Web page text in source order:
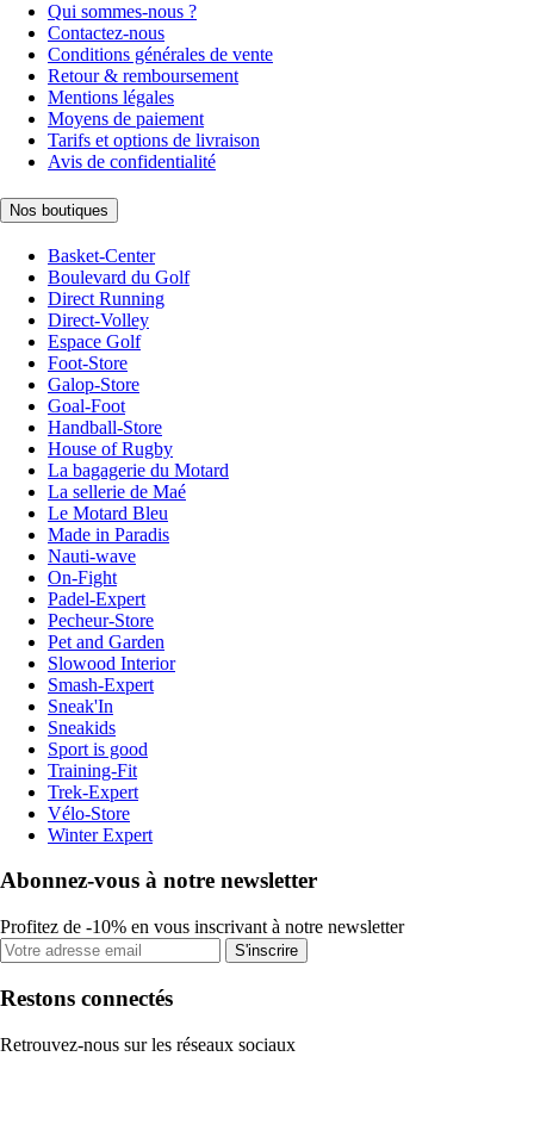
Qui sommes-nous ?
Contactez-nous
Conditions générales de vente
Retour & remboursement
Mentions légales
Moyens de paiement
Tarifs et options de livraison
Avis de confidentialité
Nos boutiques
Basket-Center
Boulevard du Golf
Direct Running
Direct-Volley
Espace Golf
Foot-Store
Galop-Store
Goal-Foot
Handball-Store
House of Rugby
La bagagerie du Motard
La sellerie de Maé
Le Motard Bleu
Made in Paradis
Nauti-wave
On-Fight
Padel-Expert
Pecheur-Store
Pet and Garden
Slowood Interior
Smash-Expert
Sneak'In
Sneakids
Sport is good
Training-Fit
Trek-Expert
Vélo-Store
Winter Expert
Abonnez-vous à notre newsletter
Profitez de -10% en vous inscrivant à notre newsletter
S'inscrire
Restons connectés
Retrouvez-nous sur les réseaux sociaux